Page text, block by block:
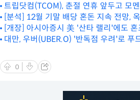
트립닷컴(TCOM), 춘절 연휴 앞두고 모
[분석] 12월 기말 배당 혼돈 지속 전망,
[개장] 아시아증시 美 '산타 랠리'에도
대만, 우버(UBER.O) '반독점 우려'로 푸
0